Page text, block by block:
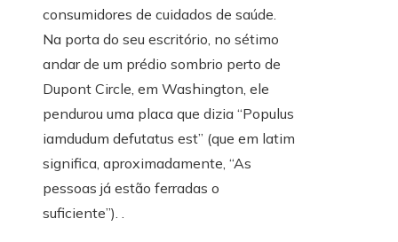
consumidores de cuidados de saúde.
Na porta do seu escritório, no sétimo
andar de um prédio sombrio perto de
Dupont Circle, em Washington, ele
pendurou uma placa que dizia “Populus
iamdudum defutatus est” (que em latim
significa, aproximadamente, “As
pessoas já estão ferradas o
suficiente”). .